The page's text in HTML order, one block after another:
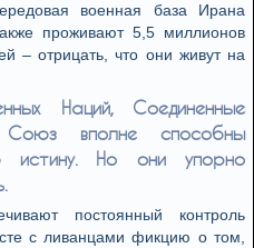
военная база Ирана
проживают 5,5 миллионов
– отрицать, что они живут на
Наций, Соединенные
вполне способны
истину. Но они упорно
постоянный контроль
с ливанцами фикцию о том,